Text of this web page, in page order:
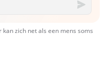
zich net als een mens soms